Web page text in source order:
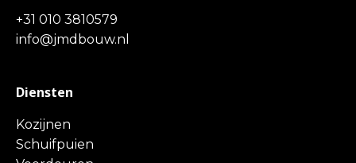
+31 010 3810579
info@jmdbouw.nl
Diensten
Kozijnen
Schuifpuien